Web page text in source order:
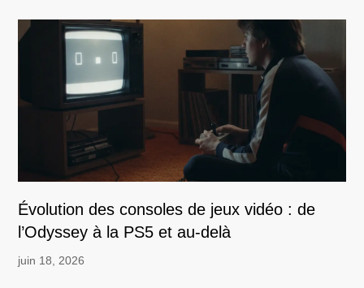
Évolution des consoles de jeux vidéo : de
l’Odyssey à la PS5 et au-delà
juin 18, 2026